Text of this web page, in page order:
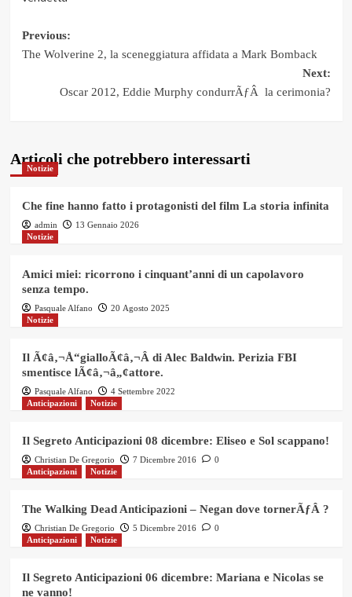
Post
Previous:
The Wolverine 2, la sceneggiatura affidata a Mark Bomback
Next:
Oscar 2012, Eddie Murphy condurrÃƒÂ la cerimonia?
Articoli che potrebbero interessarti
Notizie
Che fine hanno fatto i protagonisti del film La storia infinita
admin
13 Gennaio 2026
Notizie
Amici miei: ricorrono i cinquant’anni di un capolavoro
senza tempo.
Pasquale Alfano
20 Agosto 2025
Notizie
Il Ã¢â‚¬Å“gialloÃ¢â‚¬Â di Alec Baldwin. Perizia FBI
smentisce lÃ¢â‚¬â„¢attore.
Pasquale Alfano
4 Settembre 2022
Anticipazioni
Notizie
Il Segreto Anticipazioni 08 dicembre: Eliseo e Sol scappano!
Christian De Gregorio 7 Dicembre 2016
0
Anticipazioni
Notizie
The Walking Dead Anticipazioni – Negan dove tornerÃƒÂ ?
Christian De Gregorio 5 Dicembre 2016
0
Anticipazioni
Notizie
Il Segreto Anticipazioni 06 dicembre: Mariana e Nicolas se
ne vanno!